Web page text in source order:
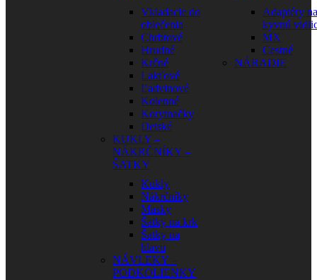
Vkladacie do
oblečenia
Chrbtové
Hrudné
Krčné
Lakťové
Ľadvinové
Kolenné
Korytnačky
Detské
KUKLY –
NÁKRČNÍKY –
ŠATKY
Kukly
Nákrčníky
Masky
Šatky na krk
Šatky na
hlavu
NÁVLEKY –
PODKOLIENKY
Adaptéry na
kyvnú
MX
Cestné
NÁRADIE